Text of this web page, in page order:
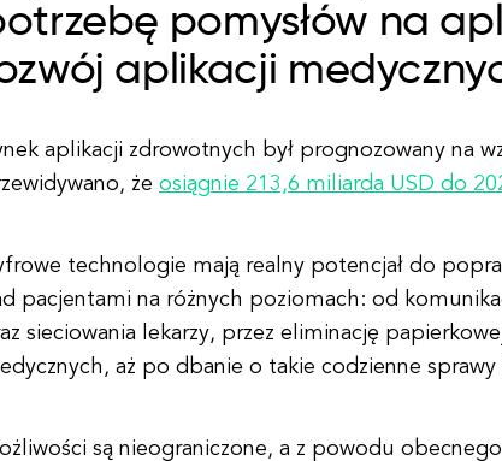
pomysłów na
aplikacji
aplikacji zdrowotnych był prognozowany na
że osiągnie 213,6 miliarda USD do
technologie mają realny potencjał do
pacjentami na różnych poziomach: od
sieciowania lekarzy, przez eliminację
aż po dbanie o takie codzienne
są nieograniczone, a z powodu